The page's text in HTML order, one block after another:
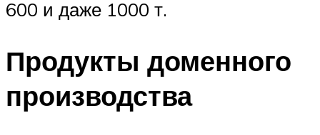
600 и даже 1000 т.
Продукты доменного
производства